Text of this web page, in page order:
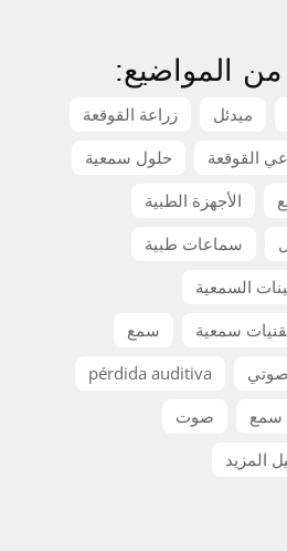
المواضيع:
ميدئل
زراعة القوقعة
القوقعة
حلول سمعية
الأجهزة الطبية
سماعات طبية
السمعية
سمعية
سمع
pérdida auditiva
صوت
المزيد